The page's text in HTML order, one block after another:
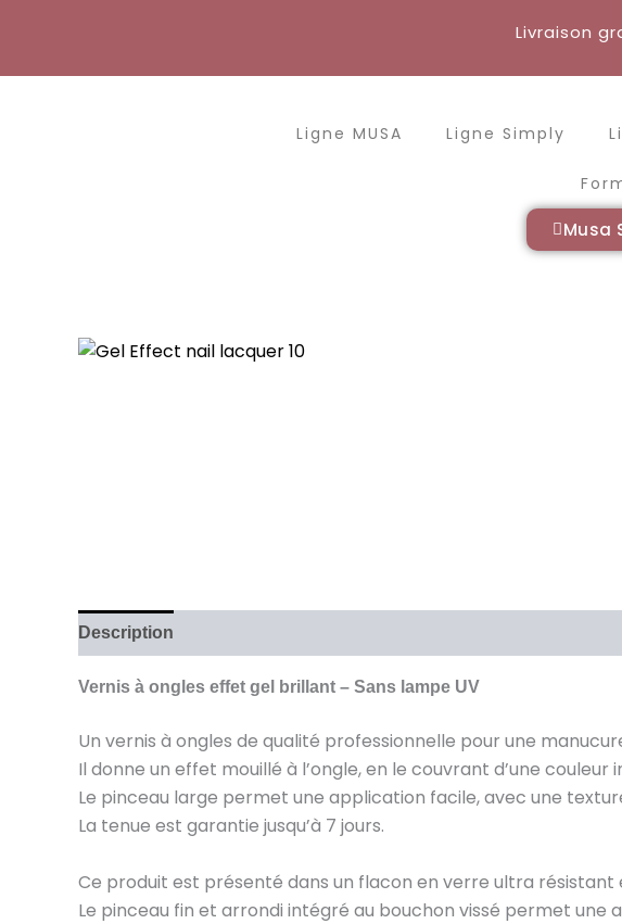
Livraison
Ligne MUSA Ligne Simply
Musa
Description
Vernis à ongles effet gel brillant – Sans lampe UV
Un vernis à ongles de qualité professionnelle pour une
Il donne un effet mouillé à l’ongle, en le couvrant d’une
Le pinceau large permet une application facile, avec une
La tenue est garantie jusqu’à 7 jours.
Ce produit est présenté dans un flacon en verre ultra
Le pinceau fin et arrondi intégré au bouchon vissé permet